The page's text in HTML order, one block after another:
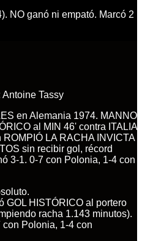
NO ganó ni empató. Marcó 2
Antoine Tassy
en Alemania 1974. MANNO
al MIN 46' contra ITALIA
LA RACHA INVICTA
sin recibir gol, récord
3-1. 0-7 con Polonia, 1-4 con
GOL HISTÓRICO al portero
racha 1.143 minutos).
Polonia, 1-4 con